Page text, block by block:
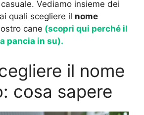
Vediamo insieme dei
quali scegliere il nome
cane (scopri qui perché il
pancia in su).
il nome
cosa sapere